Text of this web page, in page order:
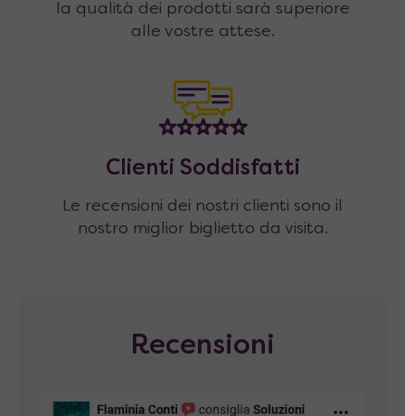
la qualità dei prodotti sarà superiore
alle vostre attese.
Clienti Soddisfatti
Le recensioni dei nostri clienti sono il
nostro miglior biglietto da visita.
Recensioni